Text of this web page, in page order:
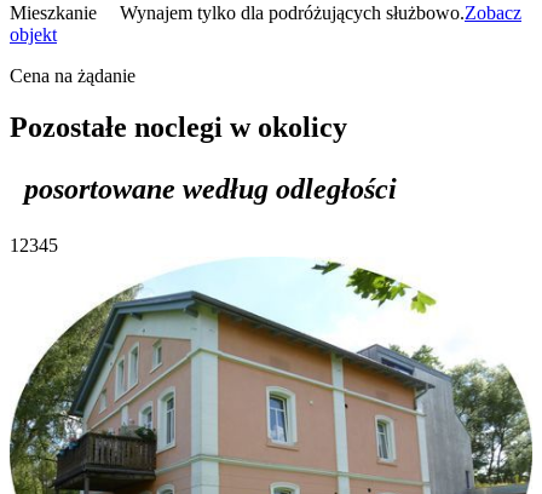
Mieszkanie Wynajem tylko dla podróżujących służbowo.Zobacz
objekt
Cena na żądanie
Pozostałe noclegi w okolicy
posortowane według odległości
1 2345